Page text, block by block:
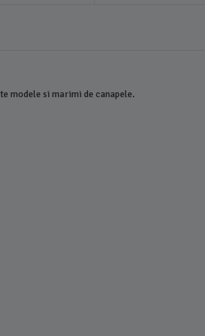
modele si marimi de canapele.